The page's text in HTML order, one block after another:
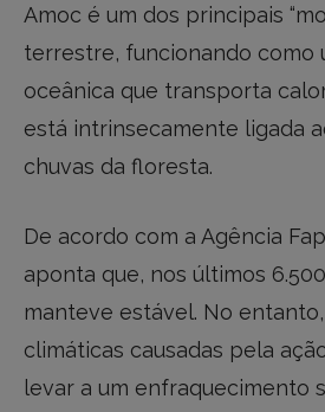
Amoc é um dos principais
terrestre, funcionando como
oceânica que transporta
está intrinsecamente ligada
chuvas da floresta.
De acordo com a Agência
aponta que, nos últimos
manteve estável. No
climáticas causadas pela
levar a um enfraquecimento